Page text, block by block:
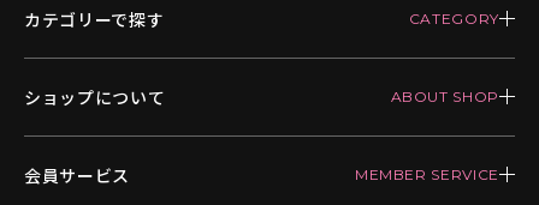
カテゴリーで探す
ショップについて
会員サービス